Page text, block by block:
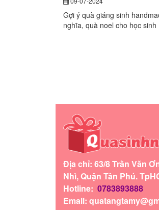
Gợi ý quà giáng sinh
nghĩa, quà noel cho học sinh
Địa chỉ: 63/8 Trần Văn
Nhì, Quận Tân Phú.
Hotline: 0783893888
Email: